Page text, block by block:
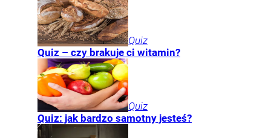
Quiz
Quiz – czy brakuje ci witamin?
Quiz
Quiz: jak bardzo samotny jesteś?